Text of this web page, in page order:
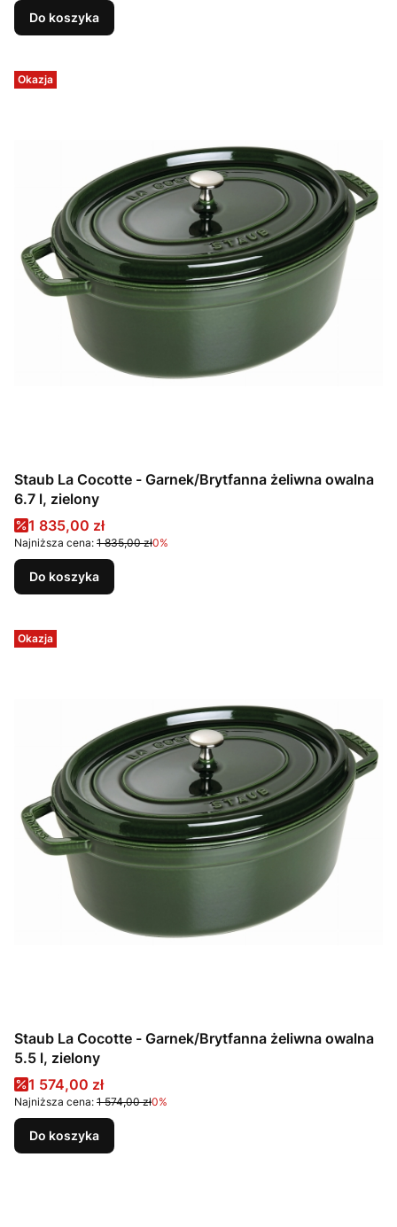
Do koszyka
Okazja
Staub La Cocotte - Garnek/Brytfanna żeliwna owalna
6.7 l, zielony
Cena promocyjna
1 835,00 zł
Najniższa cena: 1 835,00 zł0%
Do koszyka
Okazja
Staub La Cocotte - Garnek/Brytfanna żeliwna owalna
5.5 l, zielony
Cena promocyjna
1 574,00 zł
Najniższa cena: 1 574,00 zł0%
Do koszyka